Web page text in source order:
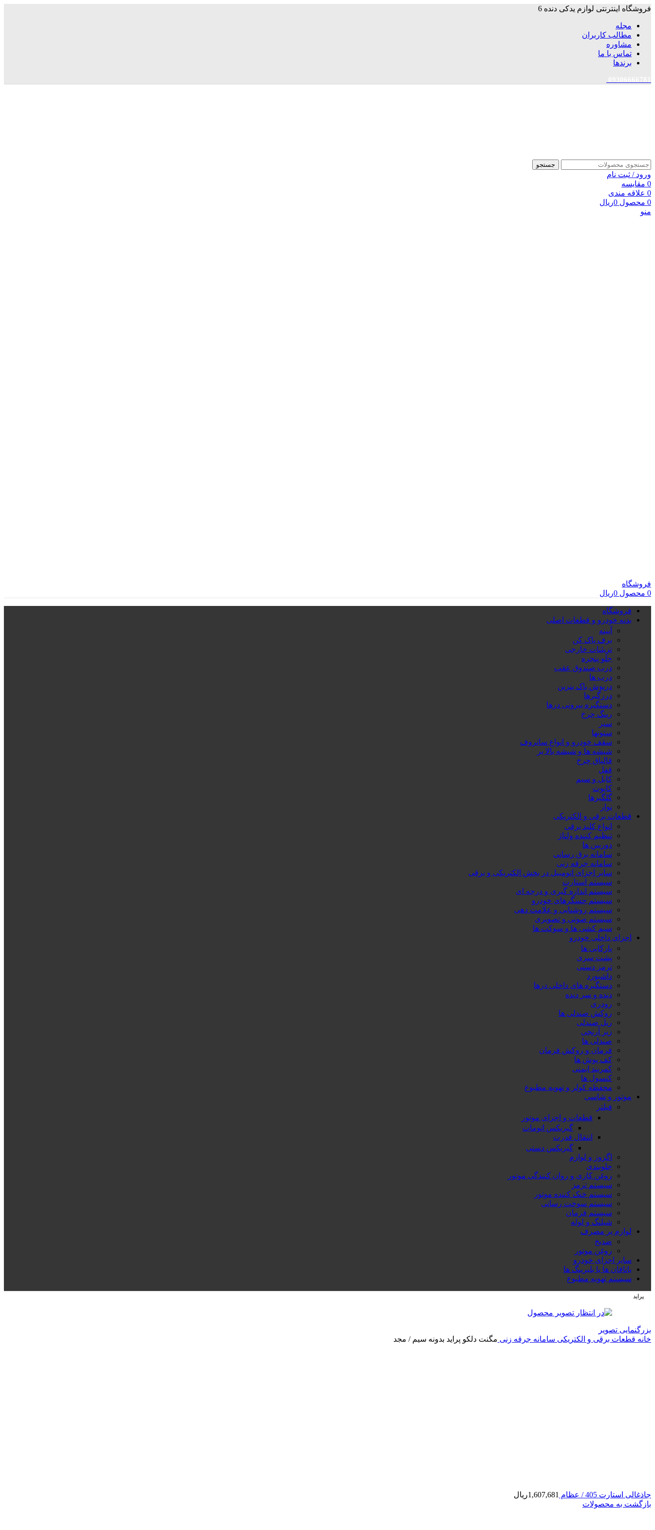
فروشگاه اینترنتی لوازم یدکی دنده 6
مجله
مطالب کاربران
مشاوره
تماس با ما
برندها
جستجو
ورود / ثبت نام
0 مقایسه
0 علاقه مندی
0 محصول 0ریال
منو
فروشگاه
0 محصول 0ریال
فروشگاه
بدنه خودرو و قطعات اصلی
آیینه
برف پاک کن
تزِیئنات خارجی
جلو پنجره
درب صندوق عقب
درب ها
درپوش باک بنزین
درزگیرها
دستگیره بیرونی درها
رینگ چرخ
سپر
ستونها
سقف خودرو و انواع سانروف
شیشه ها و شیشه بالا بر
قالپاق چرخ
قفل
کابل و سیم
کاپوت
گلگیرها
نوار
قطعات برقی و الکتریکی
انواع کلید برقی
تنظیم کننده ولتاژ
دوربین ها
سامانه برق رسانی
سامانه جرقه زنی
سایر اجزای اتومبیل در بخش الکتریکی و برقی
سیستم استارت
سیستم اندازه گیری و درجه ای
سیستم حسگرهای خودرو
سیستم روشنایی و علامت دهی
سیستم صوتی و تصویری
سیم کشی ها و سوکت ها
اجزای داخلی خودرو
پارکابی ها
پشت سری
ترمز دستی
داشبورد
دستگیره های داخلی درها
دنده و سر دنده
رودری
روکش صندلی ها
ریل صندلی
زیر آرنجی
صندلی ها
فرمان و روکش فرمان
کف پوش ها
کمربند ایمنی
کنسول ها
محفظه کولر و تهویه مطبوع
موتور و شاسی
فیلتر
قطعات و اجزای موتور
گیربکس اتومات
انتقال قدرت
گیربکس دستی
اگزوز و لوازم
جلوبندی
روغن کاری و روان کنندگی موتور
سیستم ترمز
سیستم خنک کننده موتور
سیستم سوخت رسانی
سیستم فرمان
شیلنگ و لوله
لوازم پر مصرف
ضدیخ
روغن موتور
سایر اجزای خودرو
یاتاقان ها یا بلبرینگ ها
سیستم تهویه مطبوع
پراید
بزرگنمایی تصویر
خانه قطعات برقی و الکتریکی سامانه جرقه زنی مگنت دلکو پراید بدونه سیم / مجد
جاذغالی استارت 405 / عظام 1,607,681ریال
بازگشت به محصولات